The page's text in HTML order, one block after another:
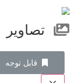
تصاویر
‌قابل توجه